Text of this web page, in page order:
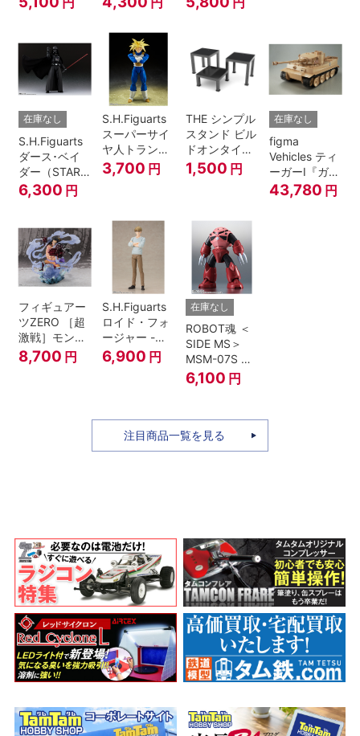
A.N.I.M.E.
マジシャン・
在庫なし
S.H.Figuarts
ダース･ベイ
ダー（STAR
WARS: Return
of the Jedi）
6,300 円
S.H.Figuarts
スーパーサイ
ヤ人トランク
ス-その身に秘
めしスーパー
Z』
3,700 円
THE シンプル
スタンド ビル
ドオンタイプ
(ブラック)
1,500 円
在庫なし
figma
Vehicles ティ
ーガーI『ガー
ルズ&パンツ
ァー』
43,780 円
フィギュアー
ツZERO ［超
激戦］モンキ
ー・D・ルフ
ィ -ギア4 三
8,700 円
S.H.Figuarts
ロイド・フォ
ージャー -フ
ォージャー家
のちち-
『SPY×FAMILY』
6,900 円
在庫なし
ROBOT魂 ＜
SIDE MS＞
MSM-07S シ
ャア専用ズゴ
ック ver.
6,100 円
注目商品一覧を見る